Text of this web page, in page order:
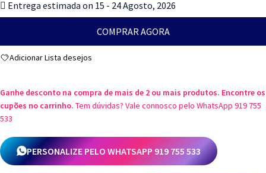
Capa
para
Personalizar–
Um
só
seu
Entrega estimada on 15 - 24 Agosto, 2026
COMPRAR AGORA
Adicionar Lista desejos
Ganhe desconto na compra de mais de 2 ou mais produtos. Encontre os
cupões no carrinho. Tem dúvidas? Vale connosco pelo WhatsApp 919 755
533
PERSONALIZE PELO WHATSAPP 919 755 533